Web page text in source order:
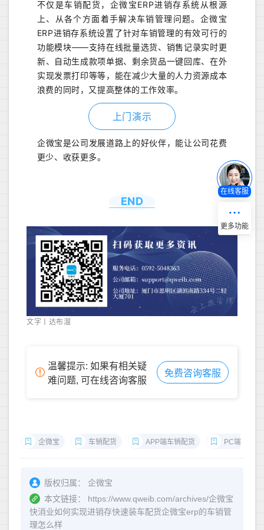
不仅是车销配货，企微宝ERP进销存系统从根源
上、从各个方面着手解决车销管理问题。企微宝
ERP进销存系统设置了针对车销管理的有效可行的
功能模块——支持在线批量选货、销售记录实时更
新、自动生成款项单据、剩余货品一键回库、在外
实现发票打印等等，能在减少大量的人力资源成本
浪费的同时，又提高整体的工作效率。
上门演示
企微宝是公司发展道路上的好伙伴，能让公司花费
更少、收获更多。
END
文字丨达布溜
温馨提示: 如果有相关疑
难问题, 可在线咨询客服
免费咨询客服
企微宝 车销配货 APP端车销配货 PC端车销配
版权归属：
企微宝
本文链接：
https://www.qweib.com/archives/企微宝
快消业如何实现进销存快速装车配货企微宝erp的车销管
理怎么样
在线客服